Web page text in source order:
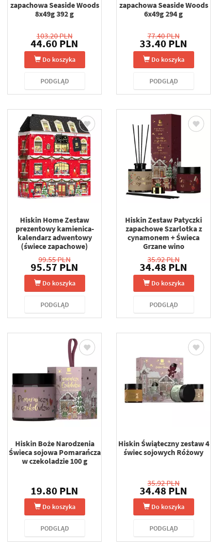
zapachowa Seaside Woods
8x49g 392 g
103.20 PLN
44.60 PLN
Do koszyka
PODGLĄD
zapachowa Seaside Woods
6x49g 294 g
77.40 PLN
33.40 PLN
Do koszyka
PODGLĄD
Hiskin Home Zestaw
prezentowy kamienica-
kalendarz adwentowy
(świece zapachowe)
99.55 PLN
95.57 PLN
Do koszyka
PODGLĄD
Hiskin Zestaw Patyczki
zapachowe Szarlotka z
cynamonem + Świeca
Grzane wino
35.92 PLN
34.48 PLN
Do koszyka
PODGLĄD
Hiskin Boże Narodzenia
Świeca sojowa Pomarańcza
w czekoladzie 100 g
19.80 PLN
Do koszyka
PODGLĄD
Hiskin Świąteczny zestaw 4
świec sojowych Różowy
35.92 PLN
34.48 PLN
Do koszyka
PODGLĄD